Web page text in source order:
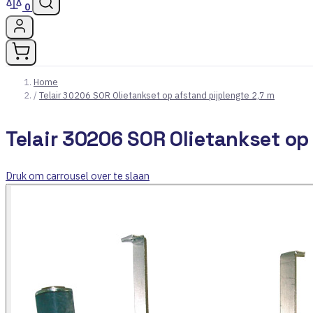
0
Home
/ Telair 30206 SOR Olietankset op afstand pijplengte 2,7 m
Telair 30206 SOR Olietankset
Druk om carrousel over te slaan